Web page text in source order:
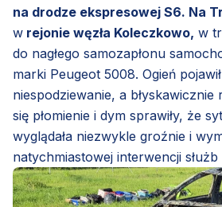
na drodze ekspresowej S6. Na
w rejonie węzła Koleczkowo, w
do nagłego samozapłonu
marki Peugeot 5008. Ogień
niespodziewanie, a
się płomienie i dym sprawiły, że
wyglądała niezwykle groźnie i
natychmiastowej interwencji